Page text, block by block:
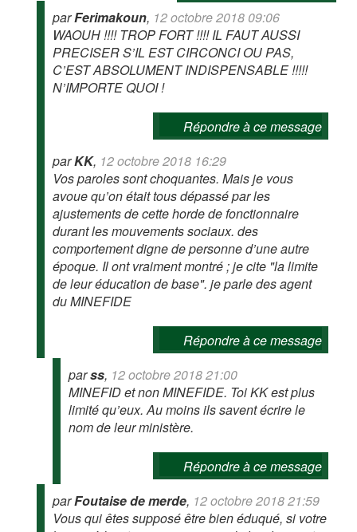
parFerimakoun, 12 octobre 2018 09:06
WAOUH !!!! TROP FORT !!!! IL FAUT AUSSI
PRECISER S’IL EST CIRCONCI OU PAS,
C’EST ABSOLUMENT INDISPENSABLE !!!!!
N’IMPORTE QUOI !
Répondre à ce message
parKK, 12 octobre 2018 16:29
Vos paroles sont choquantes. Mais je vous
avoue qu’on était tous dépassé par les
ajustements de cette horde de fonctionnaire
durant les mouvements sociaux. des
comportement digne de personne d’une autre
époque. Il ont vraiment montré ; je cite "la limite
de leur éducation de base". je parle des agent
du MINEFIDE
Répondre à ce message
parss, 12 octobre 2018 21:00
MINEFID et non MINEFIDE. Toi KK est plus
limité qu’eux. Au moins ils savent écrire le
nom de leur ministère.
Répondre à ce message
parFoutaise de merde, 12 octobre 2018 21:59
Vous qui êtes supposé être bien éduqué, si votre